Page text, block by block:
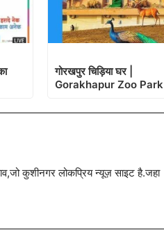
गोरखपुर चिड़िया घर |
Gorakhapur Zoo Park
कुशीनगर लोकप्रिय न्यूज़ साइट है.जहा